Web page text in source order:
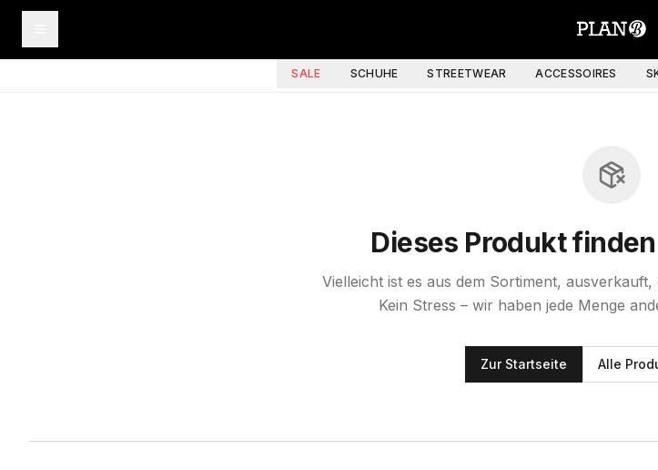
SALE SCHUHE STREETWEAR ACCESSOIRES
Dieses Produkt
Vielleicht ist es aus dem Sortiment,
Kein Stress – wir haben jede Menge
Zur Startseite Alle